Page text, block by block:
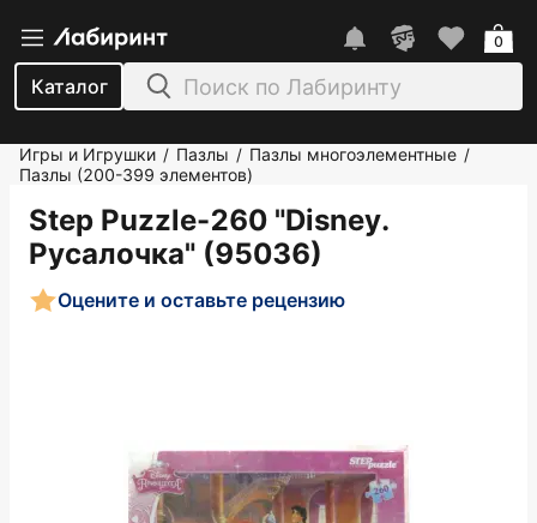
Каталог
0
Игры и Игрушки / Пазлы / Пазлы многоэлементные /
Пазлы (200-399 элементов)
Step Puzzle-260 "Disney.
Русалочка" (95036)
Оцените и оставьте рецензию